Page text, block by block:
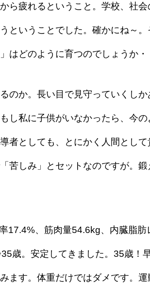
ら疲れるということ。学校、社
ということでした。確かにね～。
はどのように育つのでしょうか・
のか。長い目で見守っていくし
し私に子供がいなかったら、今
者としても、とにかく人間とし
苦しみ」とセットなのですが。鍛
17.4%、筋肉量54.6kg、内臓脂肪
歳。安定してきました。35歳！
ます。体重だけではダメです。